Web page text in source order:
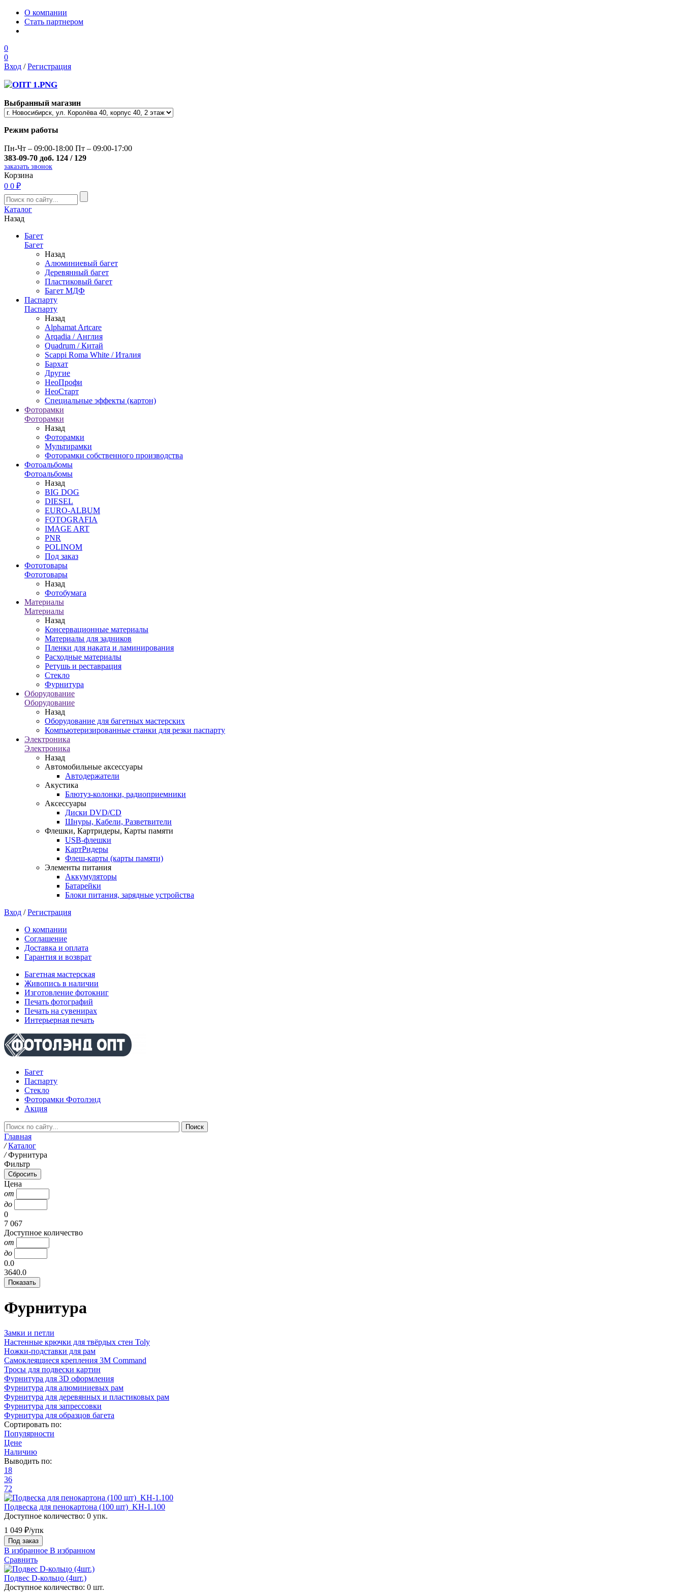
О компании
Стать партнером
0
0
Вход /Регистрация
Выбранный магазин
Режим работы
Пн-Чт – 09:00-18:00 Пт – 09:00-17:00
383-09-70 доб. 124 / 129
заказать звонок
Корзина
0 0 ₽
Каталог
Назад
Багет
Багет
Назад
Алюминиевый багет
Деревянный багет
Пластиковый багет
Багет МДФ
Паспарту
Паспарту
Назад
Alphamat Artcare
Arqadia / Англия
Quadrum / Китай
Scappi Roma White / Италия
Бархат
Другие
НеоПрофи
НеоСтарт
Специальные эффекты (картон)
Фоторамки
Фоторамки
Назад
Фоторамки
Мультирамки
Фоторамки собственного производства
Фотоальбомы
Фотоальбомы
Назад
BIG DOG
DIESEL
EURO-ALBUM
FOTOGRAFIA
IMAGE ART
PNR
POLINOM
Под заказ
Фототовары
Фототовары
Назад
Фотобумага
Материалы
Материалы
Назад
Консервационные материалы
Материалы для задников
Пленки для наката и ламинирования
Расходные материалы
Ретушь и реставрация
Стекло
Фурнитура
Оборудование
Оборудование
Назад
Оборудование для багетных мастерских
Компьютеризированные станки для резки паспарту
Электроника
Электроника
Назад
Автомобильные аксессуары
Автодержатели
Акустика
Блютуз-колонки, радиоприемники
Аксессуары
Диски DVD/CD
Шнуры, Кабели, Разветвители
Флешки, Картридеры, Карты памяти
USB-флешки
КартРидеры
Флеш-карты (карты памяти)
Элементы питания
Аккумуляторы
Батарейки
Блоки питания, зарядные устройства
Вход /Регистрация
О компании
Соглашение
Доставка и оплата
Гарантия и возврат
Багетная мастерская
Живопись в наличии
Изготовление фотокниг
Печать фотографий
Печать на сувенирах
Интерьерная печать
Багет
Паспарту
Стекло
Фоторамки Фотолэнд
Акция
Главная
/ Каталог
/ Фурнитура
Фильтр
Цена
от
до
0
7 067
Доступное количество
от
до
0.0
3640.0
Фурнитура
Замки и петли
Настенные крючки для твёрдых стен Toly
Ножки-подставки для рам
Самоклеящиеся крепления 3M Command
Тросы для подвески картин
Фурнитура для 3D оформления
Фурнитура для алюминиевых рам
Фурнитура для деревянных и пластиковых рам
Фурнитура для запрессовки
Фурнитура для образцов багета
Сортировать по:
Популярности
Цене
Наличию
Выводить по:
18
36
72
Подвеска для пенокартона (100 шт)_KH-1.100
Доступное количество: 0 упк.
1 049 ₽/упк
Под заказ
В избранное В избранном
Сравнить
Подвес D-кольцо (4шт.)
Доступное количество: 0 шт.